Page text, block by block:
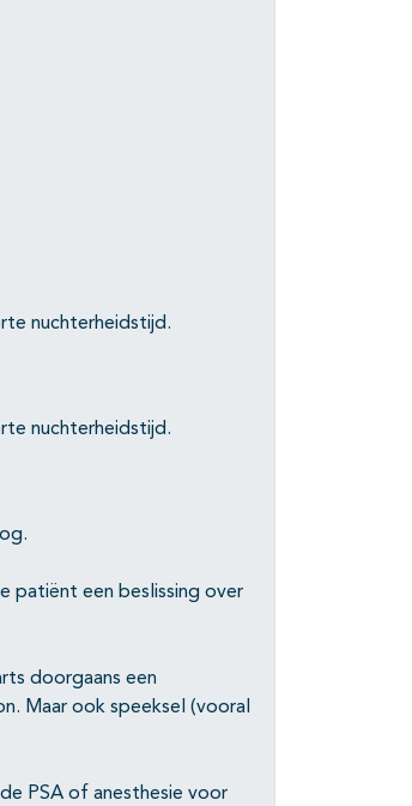
nuchterheidstijd.
nuchterheidstijd.
patiënt een beslissing over
doorgaans een
Maar ook speeksel (vooral
PSA of anesthesie voor